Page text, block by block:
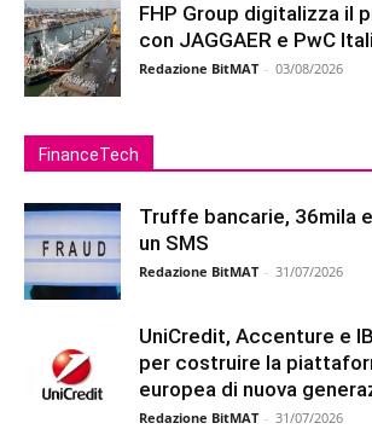
FHP Group digitalizza il
con JAGGAER e PwC
Redazione BitMAT - 03/08/2026
FinanceTech
Truffe bancarie, 36mila
un SMS
Redazione BitMAT - 31/07/2026
UniCredit, Accenture e
per costruire la
europea di nuova
Redazione BitMAT - 31/07/2026